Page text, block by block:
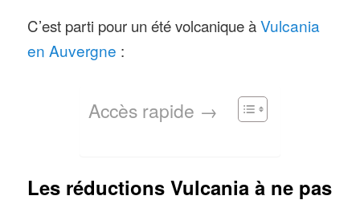
C’est parti pour un été volcanique àVulcania
en Auvergne :
Accès rapide →
Les réductions Vulcania à ne pas